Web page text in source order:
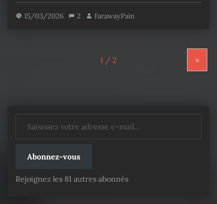
15/03/2026 2 FarawayPain
»
Abonnez-vous
Rejoignez les 81 autres abonnés